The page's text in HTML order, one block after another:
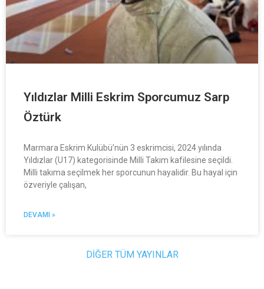
Yıldızlar Milli Eskrim Sporcumuz Sarp
Öztürk
Marmara Eskrim Kulübü’nün 3 eskrimcisi, 2024 yılında
Yıldızlar (U17) kategorisinde Milli Takım kafilesine seçildi.
Milli takıma seçilmek her sporcunun hayalidir. Bu hayal için
özveriyle çalışan,
DEVAMI »
DİĞER TÜM YAYINLAR